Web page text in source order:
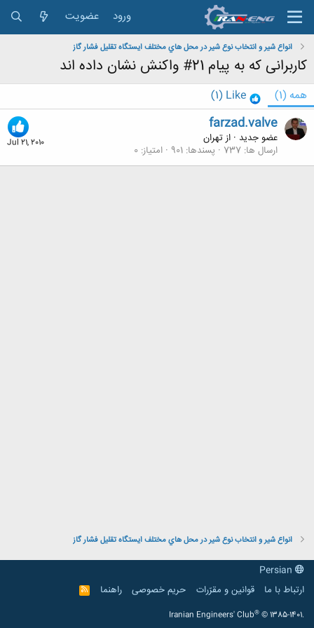
ورود عضویت
انواع شير و انتخاب نوع شير در محل هاي مختلف ايستگاه تقلیل فشار گاز
کاربرانی که به پیام 21# واکنش نشان داده اند
همه (1)
Like
(1)
Jul 21, 2010
farzad.valve
عضو جدید · ازتهران
ارسال ها 737 پسندها 901 امتیاز 0
انواع شير و انتخاب نوع شير در محل هاي مختلف ايستگاه تقلیل فشار گاز
ارتباط با ما
قوانین و مقرّرات حریم خصوصی راهنما
R
S
Iranian Engineers' Club® © 1385-1401.